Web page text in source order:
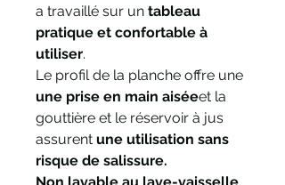
a travaillé sur un tableau
pratique et confortable à
utiliser.
Le profil de la planche offre une
une prise en main aiséeet la
gouttière et le réservoir à jus
assurent une utilisation sans
risque de salissure.